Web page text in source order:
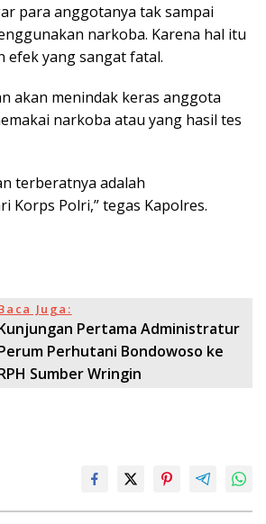
para anggotanya tak sampai
narkoba. Karena hal itu
efek yang sangat fatal.
akan menindak keras anggota
narkoba atau yang hasil tes
terberatnya adalah
Korps Polri,” tegas Kapolres.
Juga:
Pertama Administratur
Perhutani Bondowoso ke
Sumber Wringin